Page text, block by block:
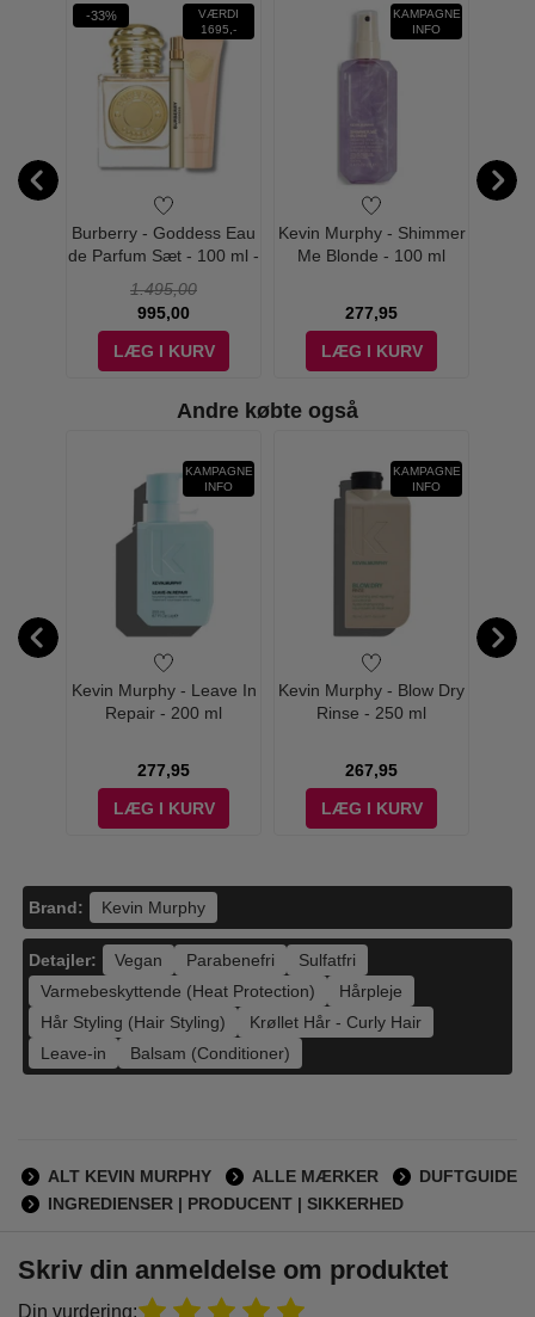
-33%
VÆRDI
1695,-
Burberry - Goddess Eau
de Parfum Sæt - 100 ml -
1.495,00
995,00
LÆG I KURV
KAMPAGNE
INFO
Kevin Murphy - Shimmer
Me Blonde - 100 ml
277,95
LÆG I KURV
Andre købte også
KAMPAGNE
INFO
Kevin Murphy - Leave In
Repair - 200 ml
277,95
LÆG I KURV
KAMPAGNE
INFO
Kevin Murphy - Blow Dry
Rinse - 250 ml
267,95
LÆG I KURV
Brand: Kevin Murphy
Detajler: Vegan Parabenefri
Sulfatfri
Varmebeskyttende (Heat Protection)
Hårpleje
Hår Styling (Hair Styling)
Krøllet Hår - Curly Hair
Leave-in
Balsam (Conditioner)
ALT KEVIN MURPHY ALLE MÆRKER
DUFTGUIDE
INGREDIENSER | PRODUCENT | SIKKERHED
Skriv din anmeldelse om produktet
Din vurdering: